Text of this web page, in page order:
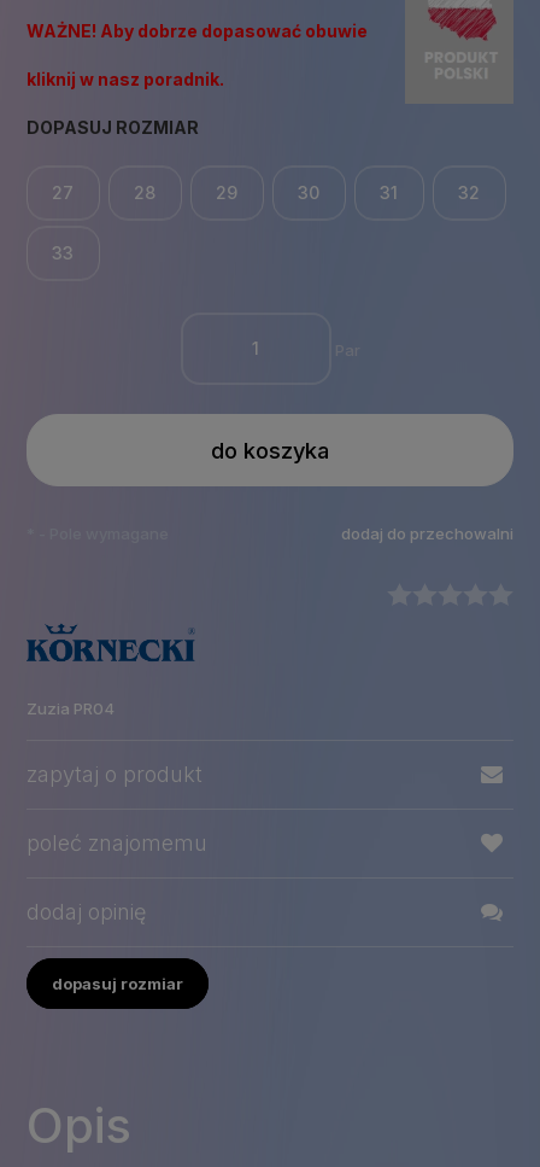
WAŻNE! Aby dobrze dopasować obuwie
kliknij w nasz poradnik.
DOPASUJ ROZMIAR
27 28 29 30 31 32
33
do koszyka
dodaj do przechowalni
Zuzia PR04
zapytaj o produkt
poleć znajomemu
dodaj opinię
dopasuj rozmiar
Opis